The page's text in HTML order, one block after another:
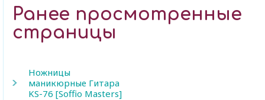
Ранее просмотренные
страницы
Ножницы
маникюрные Гитара
KS-76 [Soffio Masters]